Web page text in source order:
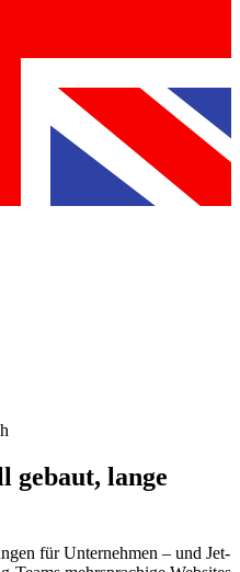
gebaut, lange
für Unternehmen – und Jet-